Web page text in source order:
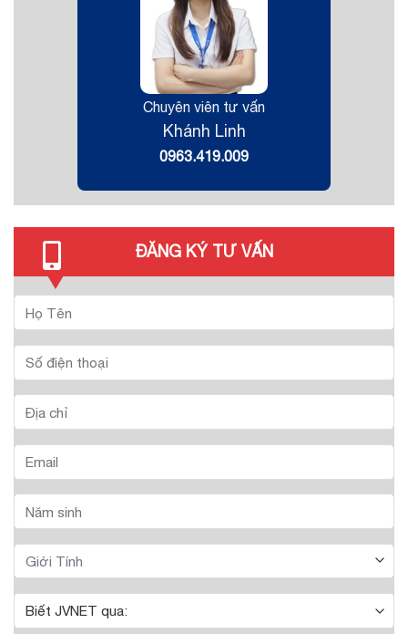
Chuyên viên tư vấn
Khánh Linh
0963.419.009
ĐĂNG KÝ TƯ VẤN